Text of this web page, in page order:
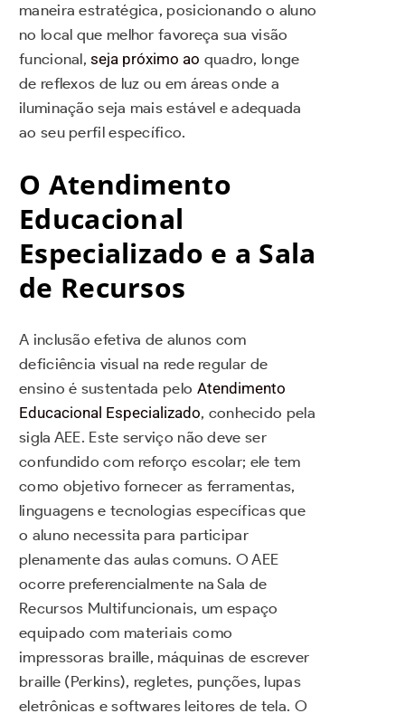
maneira estratégica, posicionando o aluno
no local que melhor favoreça sua visão
funcional,seja próximo ao quadro, longe
de reflexos de luz ou em áreas onde a
iluminação seja mais estável e adequada
ao seu perfil específico.
O Atendimento
Educacional
Especializado e a Sala
de Recursos
A inclusão efetiva de alunos com
deficiência visual na rede regular de
ensino é sustentada pelo Atendimento
Educacional Especializado, conhecido pela
sigla AEE. Este serviço não deve ser
confundido com reforço escolar; ele tem
como objetivo fornecer as ferramentas,
linguagens e tecnologias específicas que
o aluno necessita para participar
plenamente das aulas comuns. O AEE
ocorre preferencialmente na Sala de
Recursos Multifuncionais, um espaço
equipado com materiais como
impressoras braille, máquinas de escrever
braille (Perkins), regletes, punções, lupas
eletrônicas e softwares leitores de tela. O